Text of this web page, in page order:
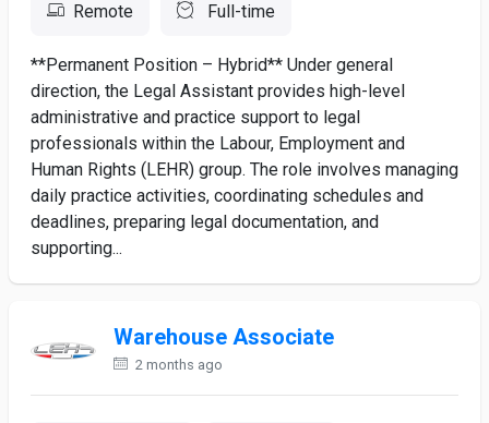
Remote Full-time
**Permanent Position – Hybrid** Under general
direction, the Legal Assistant provides high-level
administrative and practice support to legal
professionals within the Labour, Employment and
Human Rights (LEHR) group. The role involves managing
daily practice activities, coordinating schedules and
deadlines, preparing legal documentation, and
supporting...
Warehouse Associate
2 months ago